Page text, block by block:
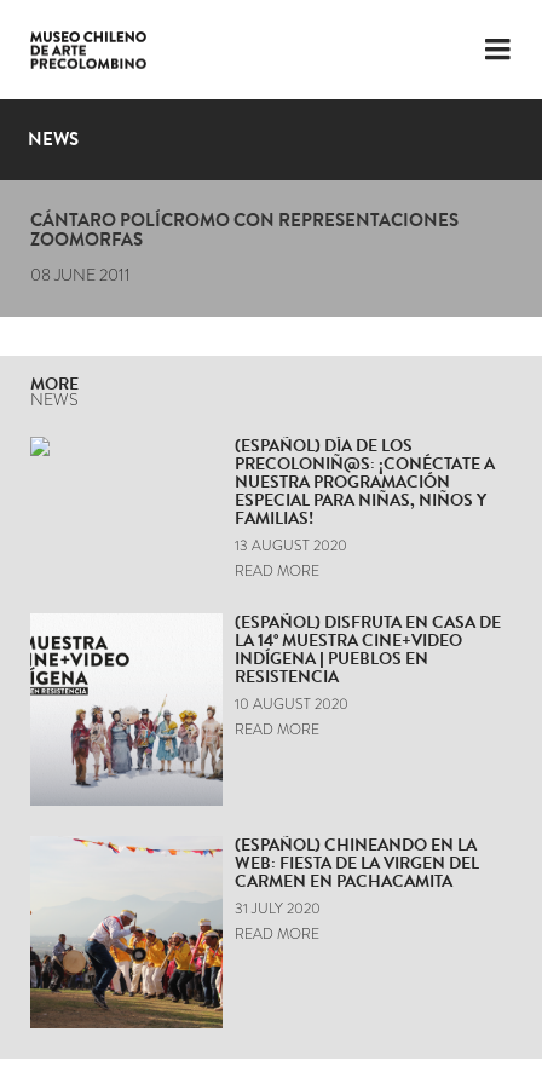
LANGUAGE
PLAN YOUR VISIT
EXHIBITIONS
COLLECTION
NEWS
LATEST VIDEOS
NEWS
CÁNTARO POLÍCROMO CON REPRESENTACIONES
ZOOMORFAS
08 JUNE 2011
MORE
NEWS
(ESPAÑOL) DÍA DE LOS
PRECOLONIÑ@S: ¡CONÉCTATE A
NUESTRA PROGRAMACIÓN
ESPECIAL PARA NIÑAS, NIÑOS Y
FAMILIAS!
13 AUGUST 2020
READ MORE
(ESPAÑOL) DISFRUTA EN CASA DE
LA 14° MUESTRA CINE+VIDEO
INDÍGENA | PUEBLOS EN
RESISTENCIA
10 AUGUST 2020
READ MORE
(ESPAÑOL) CHINEANDO EN LA
WEB: FIESTA DE LA VIRGEN DEL
CARMEN EN PACHACAMITA
31 JULY 2020
READ MORE